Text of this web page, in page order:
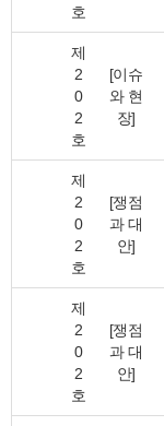
호
제
2
0
2
호
[이슈
와 현
장]
제
2
0
2
호
[쟁점
과 대
안]
제
2
0
2
호
[쟁점
과 대
안]